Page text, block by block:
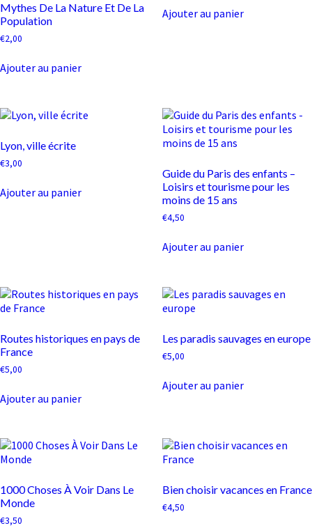
Mythes De La Nature Et De La
Population
€2,00
Ajouter au panier
Ajouter au panier
Lyon, ville écrite
€3,00
Ajouter au panier
Guide du Paris des enfants –
Loisirs et tourisme pour les
moins de 15 ans
€4,50
Ajouter au panier
Routes historiques en pays de
France
€5,00
Ajouter au panier
Les paradis sauvages en europe
€5,00
Ajouter au panier
1000 Choses À Voir Dans Le
Monde
€3,50
Bien choisir vacances en France
€4,50